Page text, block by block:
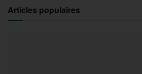
Articles populaires